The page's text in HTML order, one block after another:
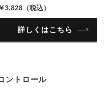
￥3,828（税込）
詳しくはこちら
ントロール